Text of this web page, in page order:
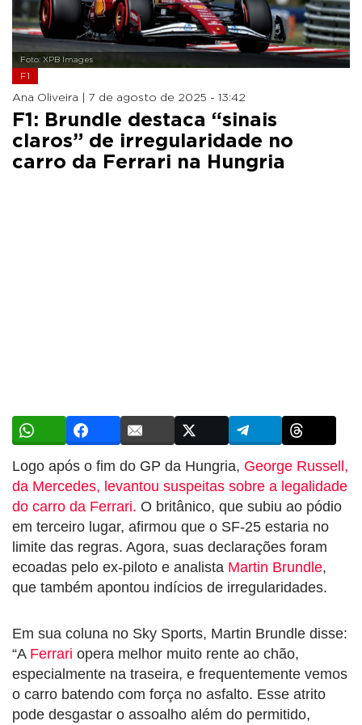
Foto: XPB Images
F1
Ana Oliveira | 7 de agosto de 2025 - 13:42
F1: Brundle destaca “sinais
claros” de irregularidade no
carro da Ferrari na Hungria
Logo após o fim do GP da Hungria, George Russell,
da Mercedes, levantou suspeitas sobre a legalidade
do carro da Ferrari. O britânico, que subiu ao pódio
em terceiro lugar, afirmou que o SF-25 estaria no
limite das regras. Agora, suas declarações foram
ecoadas pelo ex-piloto e analista Martin Brundle,
que também apontou indícios de irregularidades.
Em sua coluna no Sky Sports, Martin Brundle disse:
“A Ferrari opera melhor muito rente ao chão,
especialmente na traseira, e frequentemente vemos
o carro batendo com força no asfalto. Esse atrito
pode desgastar o assoalho além do permitido,